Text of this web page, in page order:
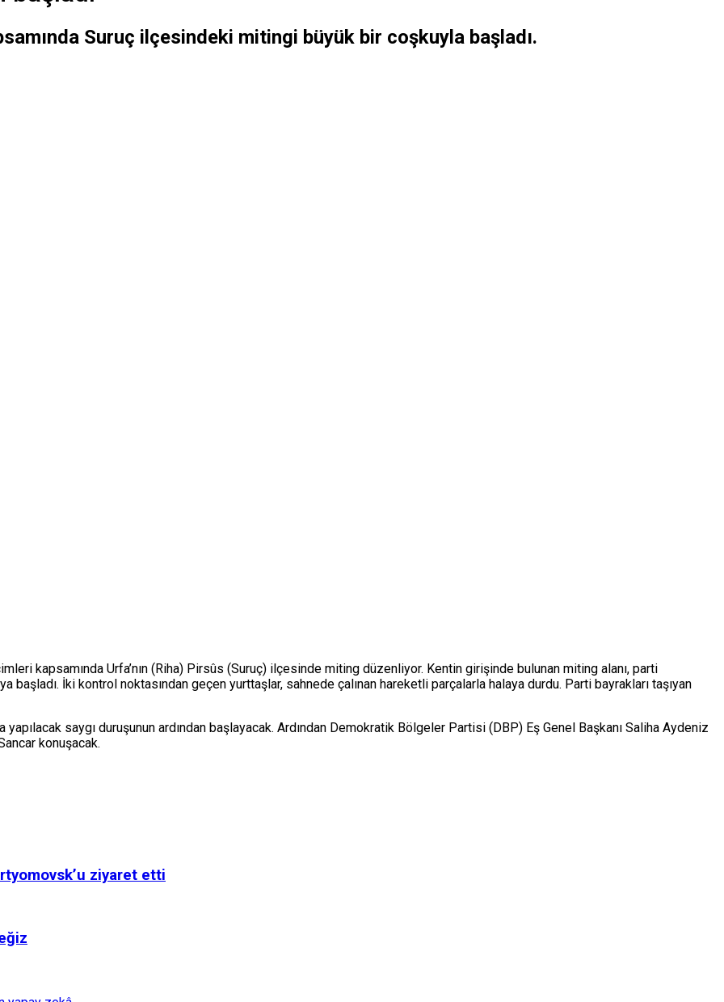
Suruç ilçesindeki mitingi büyük bir coşkuyla başladı.
kapsamında Urfa’nın (Riha) Pirsûs (Suruç) ilçesinde miting düzenliyor. Kentin girişinde bulunan miting alanı, parti
başladı. İki kontrol noktasından geçen yurttaşlar, sahnede çalınan hareketli parçalarla halaya durdu. Parti bayrakları taşıyan
saygı duruşunun ardından başlayacak. Ardından Demokratik Bölgeler Partisi (DBP) Eş Genel Başkanı Saliha Aydeniz
konuşacak.
ziyaret etti